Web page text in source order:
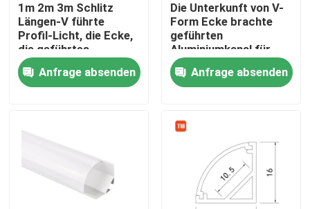
Produkte
Über uns
1m 2m 3m Schlitz
Längen-V führte
Profil-Licht, die Ecke,
die geführtes
Verdrängungs-Profil
beleuchtet
Anfrage absenden
Die Unterkunft von V-
Form Ecke brachte
geführten
Aluminiumkanal für
Kabinett-Licht an
Anfrage absenden